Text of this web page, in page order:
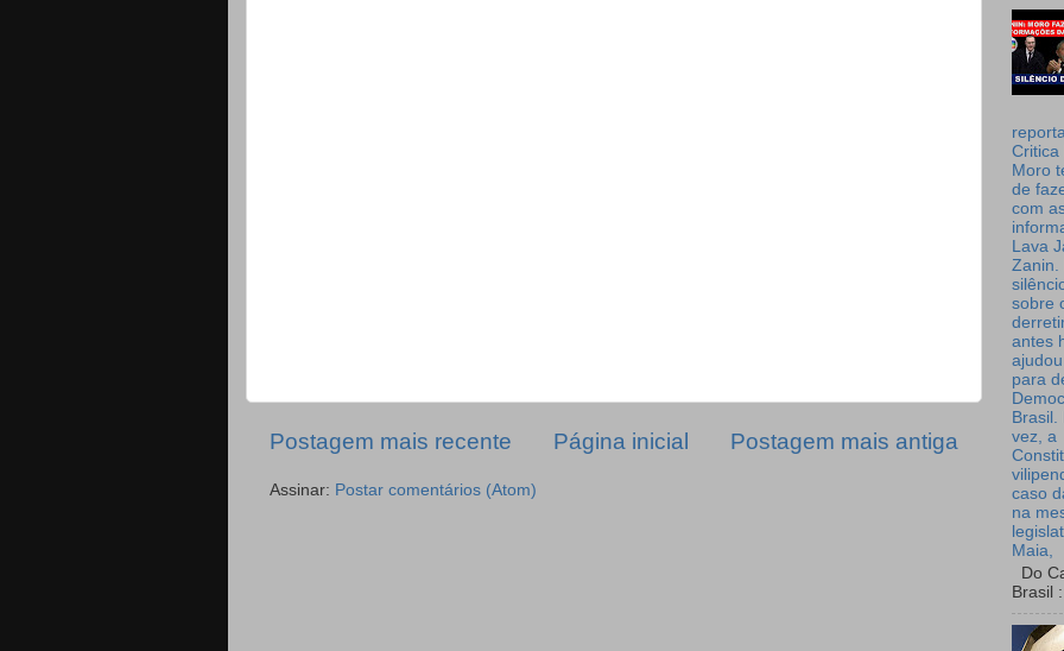
Postagem mais recente Postagem mais antiga
Página inicial
Assinar: Postar comentários (Atom)
Critica
Moro
de
com
Lava
Zanin.
sobre
antes
para
Brasil.
vez, a
caso
na
Maia,
Do
Brasil :